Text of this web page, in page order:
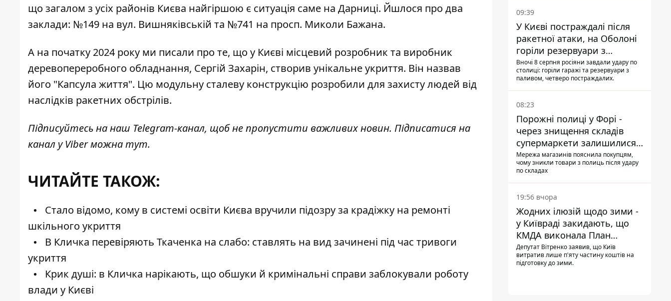
що загалом з усіх районів Києва найгіршою є ситуація саме на Дарниці. Йшлося про два
заклади: №149 на вул. Вишняківській та №741 на просп. Миколи Бажана.
А на початку 2024 року ми писали про те, що у Києві місцевий розробник та виробник
деревопереробного обладнання, Сергій Захарін, створив унікальне укриття. Він назвав
його "Капсула життя". Цю модульну сталеву конструкцію розробили для захисту людей від
наслідків ракетних обстрілів.
Підписуйтесь на наш Telegram-канал, щоб не пропустити важливих новин. Підписатися на
канал у Viber можнатут.
ЧИТАЙТЕ ТАКОЖ:
Стало відомо, кому в системі освіти Києва вручили підозру за крадіжку на ремонті
шкільного укриття
В Кличка перевіряють Ткаченка на слабо: ставлять на вид зачинені під час тривоги
укриття
Крик душі: в Кличка нарікають, що обшуки й кримінальні справи заблокували роботу
влади у Києві
09:39
У Києві постраждалі після
ракетної атаки, на Оболоні
горіли резервуари з
паливом
Вночі 8 серпня росіяни завдали удару по
столиці: горіли гаражі та резервуари з
паливом, четверо постраждалих.
08:23
Порожні полиці у Форі -
через знищення складів
супермаркети залишилися
без асортименту
Мережа магазинів пояснила покупцям,
чому зникли товари з полиць після удару
по складах
19:56 вчора
Жодних ілюзій щодо зими -
у Київраді закидають, що
КМДА виконала План
стійкості на 20%
Депутат Вітренко заявив, що Київ
витратив лише п'яту частину коштів на
підготовку до зими.